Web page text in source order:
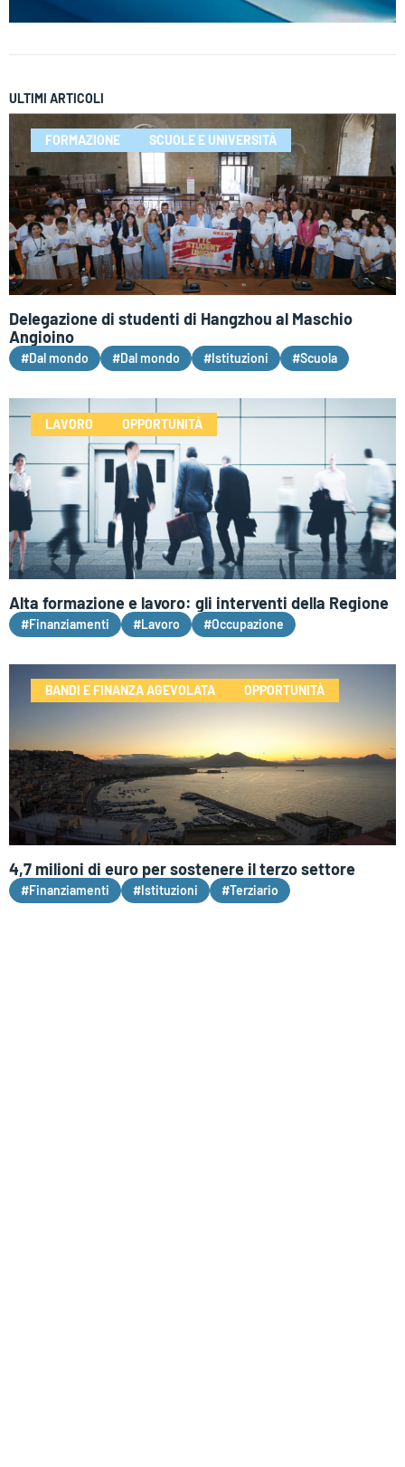
ULTIMI ARTICOLI
FORMAZIONE SCUOLE E UNIVERSITÀ
Delegazione di studenti di Hangzhou al Maschio
Angioino
#Dal mondo #Dal mondo #Istituzioni #Scuola
LAVORO OPPORTUNITÀ
Alta formazione e lavoro: gli interventi della Regione
#Finanziamenti #Lavoro #Occupazione
BANDI E FINANZA AGEVOLATA OPPORTUNITÀ
4,7 milioni di euro per sostenere il terzo settore
#Finanziamenti #Istituzioni #Terziario